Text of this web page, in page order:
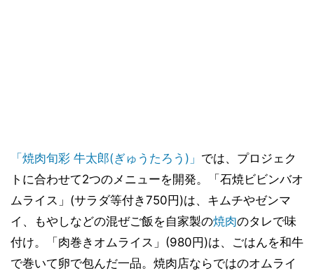
「焼肉旬彩 牛太郎(ぎゅうたろう)」 では、プロジェク
トに合わせて2つのメニューを開発。「石焼ビビンバオ
ムライス」(サラダ等付き750円)は、キムチやゼンマ
イ、もやしなどの混ぜご飯を自家製の焼肉のタレで味
付け。「肉巻きオムライス」(980円)は、ごはんを和牛
で巻いて卵で包んだ一品。焼肉店ならではのオムライ